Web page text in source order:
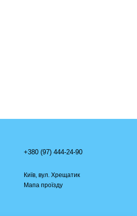
+380 (97) 444-24-90
Київ, вул. Хрещатик
Мапа проїзду